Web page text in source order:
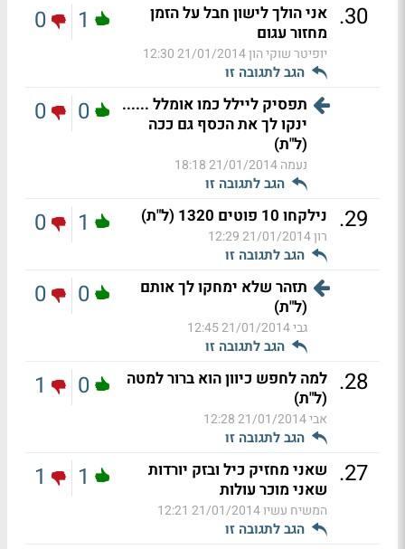
30
. אני הולך לישון חבל על הזמן
מחזור עגום
יופיטר שוקי הון21/01/2014 12:30
הגב לתגובה זו
1
0
תפסיק ליילל כמו אומלל ......
ינקו לך את הכסף גם ככה
(ל"ת)
נעמה21/01/2014 18:18
הגב לתגובה זו
0
0
29
. נילקחו 10 פוטים 1320 (ל"ת)
רון21/01/2014 12:29
הגב לתגובה זו
1
0
תזהר שלא ימחקו לך אותם
(ל"ת)
גבי21/01/2014 12:45
הגב לתגובה זו
0
0
28
. למה לחפש כיוון הוא ברור למטה
(ל"ת)
אבי21/01/2014 12:28
הגב לתגובה זו
0
1
27
. שאני מחזיק כיל ובזק יורדות
שאני מוכר עולות
המשיח עשיו21/01/2014 12:21
הגב לתגובה זו
1
1